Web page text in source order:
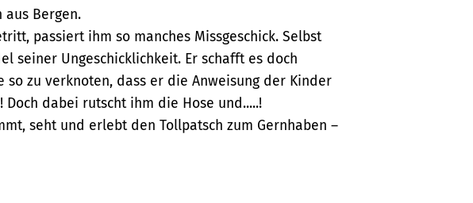
aus Bergen.
passiert ihm so manches Missgeschick. Selbst
seiner Ungeschicklichkeit. Er schafft es doch
so zu verknoten, dass er die Anweisung der Kinder
dabei rutscht ihm die Hose und.....!
seht und erlebt den Tollpatsch zum Gernhaben –